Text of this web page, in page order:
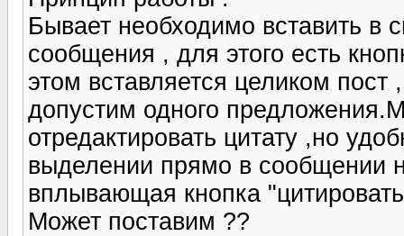
Бывает необходимо вставить в
сообщения , для этого есть
этом вставляется целиком
допустим одного
отредактировать цитату ,но
выделении прямо в сообщении
вплывающая кнопка
Может поставим ??